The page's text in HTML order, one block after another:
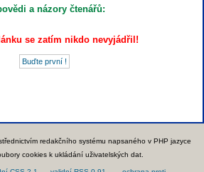
a názory čtenářů:
se zatím nikdo nevyjádřil!
redakčního systému napsaného v PHP jazyce
cookies k ukládání uživatelských dat.